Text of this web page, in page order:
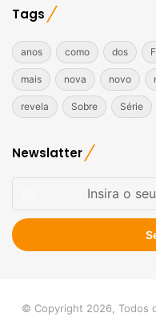
Tags
anos como dos
mais nova novo
revela Sobre Série
Newslatter
seu
endereço
de
© Copyright 2026, Todos